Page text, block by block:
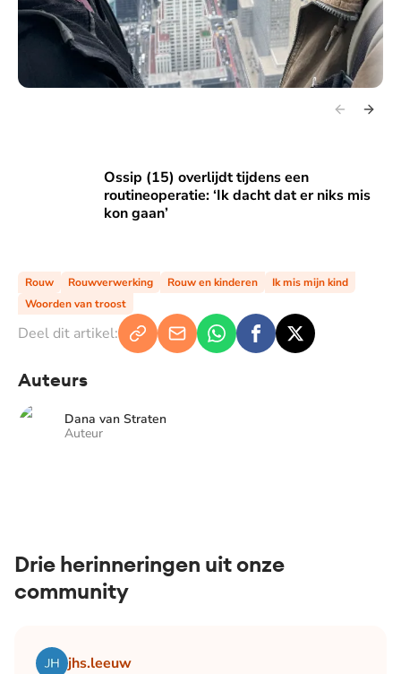
Ossip (15) overlijdt tijdens een
routineoperatie: ‘Ik dacht dat er niks mis
kon gaan’
Ossip (15) overlijdt tijdens een routineoperatie: ‘Ik dacht
Rouw Rouwverwerking Rouw en kinderen
Ik mis mijn kind
Woorden van troost
Deel dit artikel:
Auteurs
Dana van Straten
Auteur
Drie herinneringen uit onze
community
jhs.leeuw
Lees het artikel Blog Bianca | December: de maand